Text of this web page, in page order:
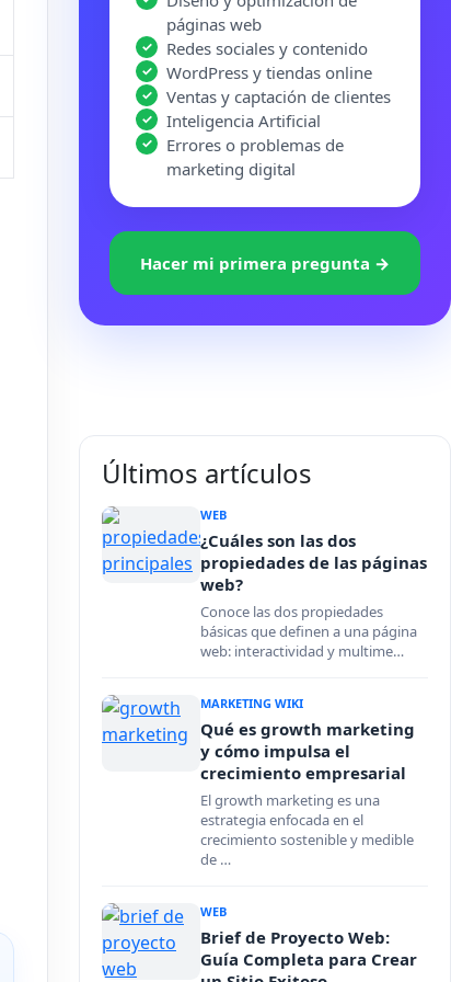
páginas web
Redes sociales y contenido
WordPress y tiendas online
Ventas y captación de clientes
Inteligencia Artificial
Errores o problemas de
marketing digital
Hacer mi primera pregunta →
Últimos artículos
WEB
¿Cuáles son las dos
propiedades de las páginas
web?
Conoce las dos propiedades
básicas que definen a una página
web: interactividad y multime…
MARKETING WIKI
Qué es growth marketing
y cómo impulsa el
crecimiento empresarial
El growth marketing es una
estrategia enfocada en el
crecimiento sostenible y medible
de …
WEB
Brief de Proyecto Web:
Guía Completa para Crear